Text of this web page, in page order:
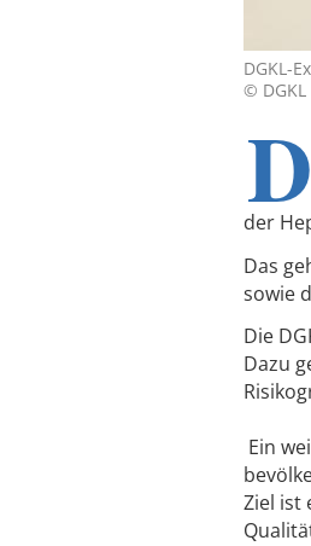
DGKL-
© DGKL
D
der
Das
sowie
Die
Dazu
Ein
Ziel ist